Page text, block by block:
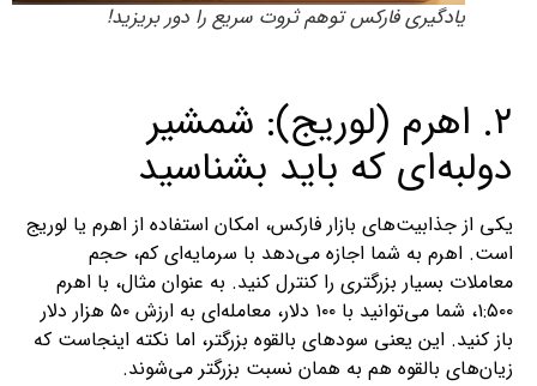
یادگیری فارکس توهم ثروت سریع را دور بریزید!
۲. اهرم (لوریج): شمشیر
دولبه‌ای که باید بشناسید
یکی از جذابیت‌های بازار فارکس، امکان استفاده از اهرم یا لوریج
است. اهرم به شما اجازه می‌دهد با سرمایه‌ای کم، حجم
معاملات بسیار بزرگتری را کنترل کنید. به عنوان مثال، با اهرم
۱:۵۰۰، شما می‌توانید با ۱۰۰ دلار، معامله‌ای به ارزش ۵۰ هزار دلار
باز کنید. این یعنی سودهای بالقوه بزرگتر، اما نکته اینجاست که
زیان‌های بالقوه هم به همان نسبت بزرگتر می‌شوند.